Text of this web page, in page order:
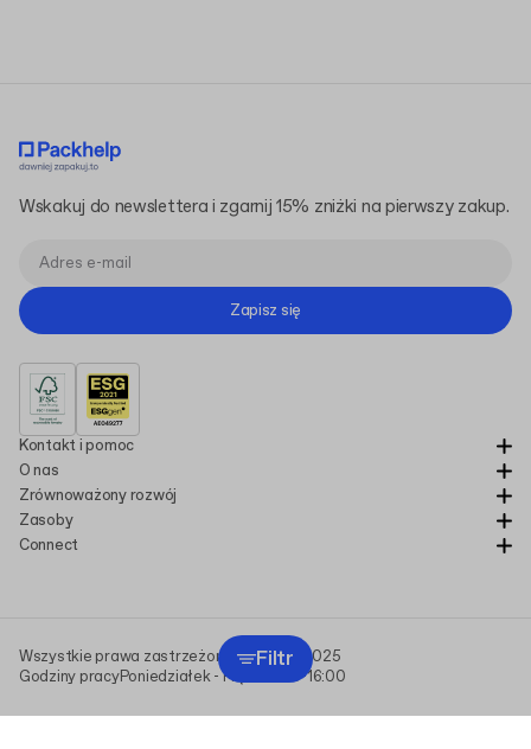
Filtr
Kontakt i pomoc
O nas
Zrównoważony rozwój
Zasoby
Connect
Wskakuj do newslettera i zgarnij 15% zniżki na pierwszy zakup.
Zapisz się
Wszystkie prawa zastrzeżone Packhelp 2025
Godziny pracyPoniedziałek - Piątek 9:00-16:00